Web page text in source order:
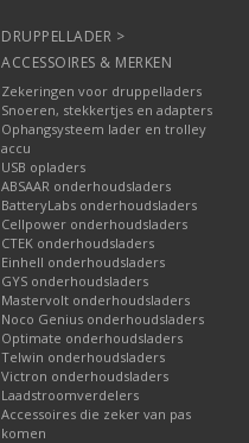
DRUPPELLADER >
ACCESSOIRES & MERKEN
Zekeringen voor druppelladers
Snoeren, stekkertjes en adapters
Ophangsysteem lader en trolley
accu
USB opladers
ABSAAR onderhoudsladers
BatteryLabs onderhoudsladers
Cellpower onderhoudsladers
CTEK onderhoudsladers
Einhell onderhoudsladers
GYS onderhoudsladers
Mastervolt onderhoudsladers
Noco Genius onderhoudsladers
Optimate onderhoudsladers
Telwin onderhoudsladers
Victron onderhoudsladers
Laadstroomverdelers
Accessoires die zeker van pas
komen